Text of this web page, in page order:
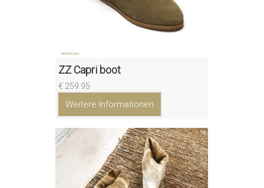
ZZ Capri boot
€ 259.95
Weitere Informationen